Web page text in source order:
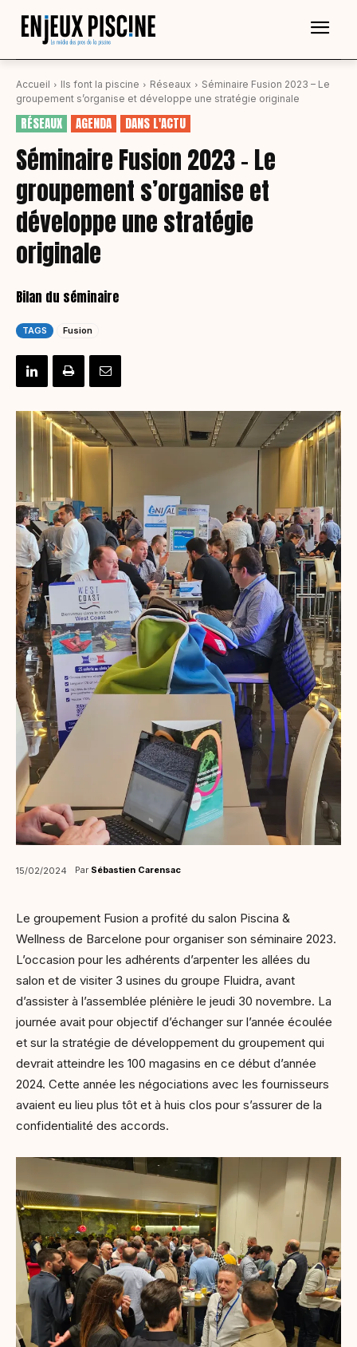
Accueil Ils font la piscine Réseaux
Séminaire Fusion 2023 – Le
groupement s’organise et développe une stratégie originale
RÉSEAUX AGENDA DANS L'ACTU
Séminaire Fusion 2023 – Le
groupement s’organise et
développe une stratégie
originale
Bilan du séminaire
TAGS Fusion
15/02/2024 Par Sébastien Carensac
Le groupement Fusion a profité du salon Piscina &
Wellness de Barcelone pour organiser son séminaire 2023.
L’occasion pour les adhérents d’arpenter les allées du
salon et de visiter 3 usines du groupe Fluidra, avant
d’assister à l’assemblée plénière le jeudi 30 novembre. La
journée avait pour objectif d’échanger sur l’année écoulée
et sur la stratégie de développement du groupement qui
devrait atteindre les 100 magasins en ce début d’année
2024. Cette année les négociations avec les fournisseurs
avaient eu lieu plus tôt et à huis clos pour s’assurer de la
confidentialité des accords.